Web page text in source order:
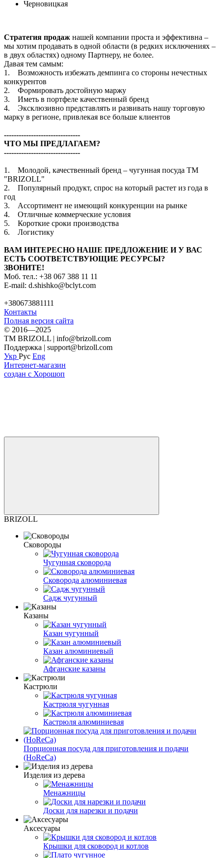
Черновицкая
Стратегия продаж нашей компании проста и эффективна –
мы хотим продавать в одной области (в редких исключениях –
в двух областях) одному Партнеру, не более.
Давая тем самым:
1. Возможность избежать демпинга со стороны нечестных
конкурентов
2. Формировать достойную маржу
3. Иметь в портфеле качественный бренд
4. Эксклюзивно представлять и развивать нашу торговую
марку в регионе, привлекая все больше клиентов
-------------------------------
ЧТО МЫ ПРЕДЛАГАЕМ?
-------------------------------
1. Молодой, качественный бренд – чугунная посуда TM
"BRIZOLL"
2. Популярный продукт, спрос на который растет из года в
год
3. Ассортимент не имеющий конкуренции на рынке
4. Отличные коммерческие условия
5. Короткие сроки производства
6. Логистику
ВАМ ИНТЕРЕСНО НАШЕ ПРЕДЛОЖЕНИЕ И У ВАС
ЕСТЬ СООТВЕТСТВУЮЩИЕ РЕСУРСЫ?
ЗВОНИТЕ!
Моб. тел.: +38 067 388 11 11
E-mail: d.shishko@bclyt.com
+380673881111
Контакты
Полная версия сайта
© 2016—2025
TM BRIZOLL | info@brizoll.com
Поддержка | support@brizoll.com
Укр Рус Eng
Интернет-магазин
создан с Хорошоп
BRIZOLL
Сковороды
Чугунная сковорода
Сковорода алюминиевая
Садж чугунный
Казаны
Казан чугунный
Казан алюминиевый
Афганские казаны
Кастрюли
Кастрюля чугунная
Кастрюля алюминиевая
Порционная посуда для приготовления и подачи
(HoReCa)
Изделия из дерева
Менажницы
Доски для нарезки и подачи
Аксесуары
Крышки для сковород и котлов